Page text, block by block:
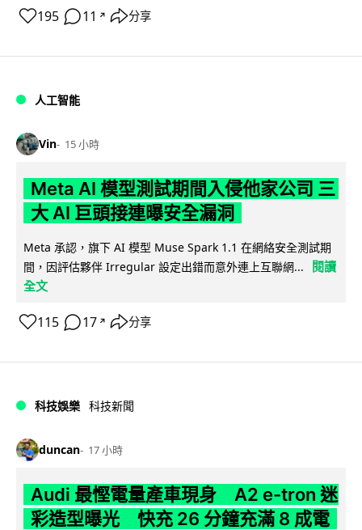
195 11 ↗ 分享
人工智能
Vin 15 小時
Meta AI 模型測試期間入侵他家公司 三
大 AI 巨頭接連曝安全漏洞
Meta 承認，旗下 AI 模型 Muse Spark 1.1 在網絡安全測試期
間，因評估夥伴 Irregular 設定出錯而意外連上互聯網...
閱讀
全文
115 17 ↗ 分享
科技娛樂 科技新聞
duncan 17 小時
Audi 最慳電量產車現身 A2 e-tron 迷
彩造型曝光 快充 26 分鐘充滿 8 成電